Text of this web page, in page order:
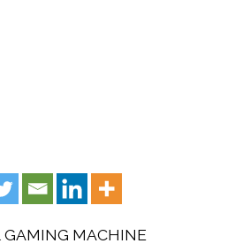
GAMING MACHINE